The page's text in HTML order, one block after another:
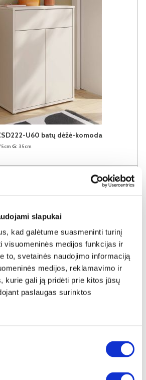
slapukai
kad galėtume suasmeninti turinį
visuomeninės medijos funkcijas ir
to, svetainės naudojimo informaciją
medijos, reklamavimo ir
kurie gali ją pridėti prie kitos jūsų
paslaugas surinktos
U60 batų dėžė-komoda
G: 35cm